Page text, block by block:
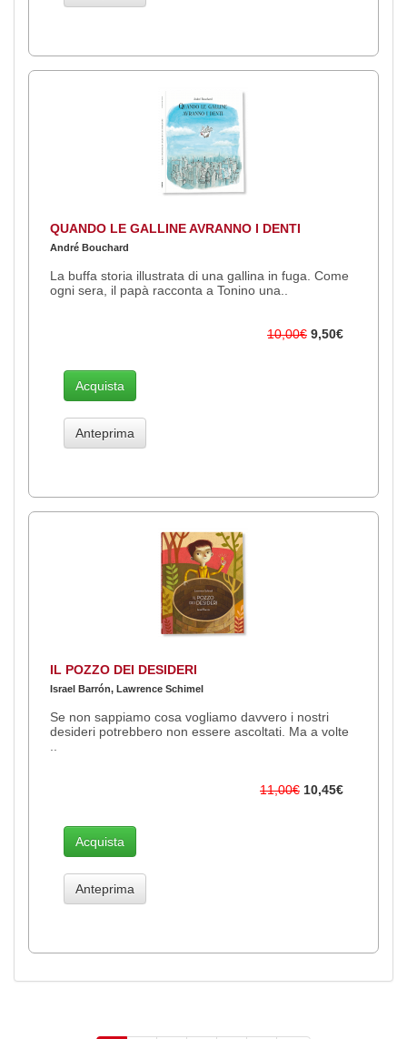
QUANDO LE GALLINE AVRANNO I DENTI
André Bouchard
La buffa storia illustrata di una gallina in fuga. Come
ogni sera, il papà racconta a Tonino una..
10,00€ 9,50€
Acquista
Anteprima
IL POZZO DEI DESIDERI
Israel Barrón, Lawrence Schimel
Se non sappiamo cosa vogliamo davvero i nostri
desideri potrebbero non essere ascoltati. Ma a volte
11,00€ 10,45€
Acquista
Anteprima